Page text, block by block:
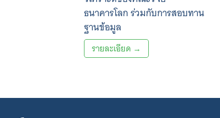
for:
ธนาคารโลก ร่วมกับการสอบทาน
ฐานข้อมูล
รายละเอียด →